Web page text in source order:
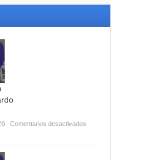
Comentarios desactivados